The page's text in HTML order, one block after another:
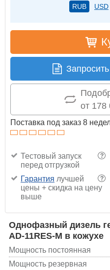
RUB USD
от 178
Поставка под заказ 8
?
Тестовый запуск
перед отгрузкой
?
Гарантия лучшей
цены + скидка на цену
выше
Однофазный дизель
AD-11RES-M в кожухе
Мощность постоянная
Мощность резервная